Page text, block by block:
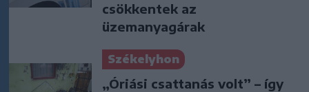
csökkentek az
üzemanyagárak
Székelyhon
„Óriási csattanás volt” – így